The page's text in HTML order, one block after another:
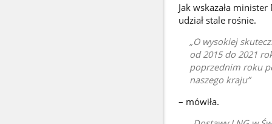
Jak wskazała
udział stale rośnie.
O wysokiej
od 2015 do 2021
poprzednim roku
naszego kraju
– mówiła.